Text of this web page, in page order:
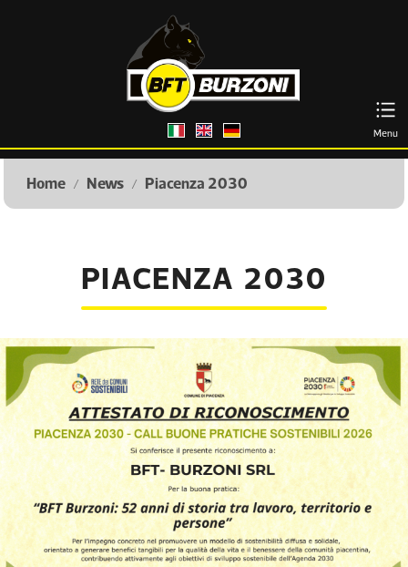
Italiano EnglishDeutsch Menu
Home / News / Piacenza 2030
PIACENZA 2030